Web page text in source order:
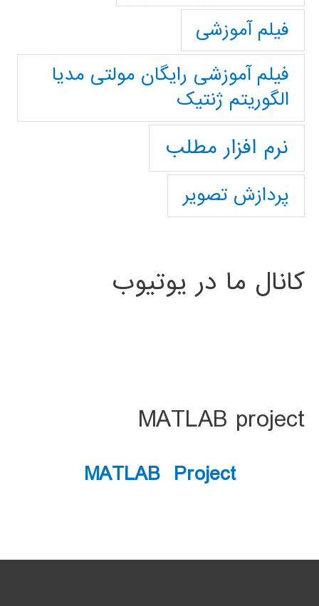
فیلم آموزشی
فیلم آموزشی رایگان مولتی مدیا
الگوریتم ژنتیک
نرم افزار مطلب
پردازش تصویر
کانال ما در یوتیوب
MATLAB project
MATLAB Project